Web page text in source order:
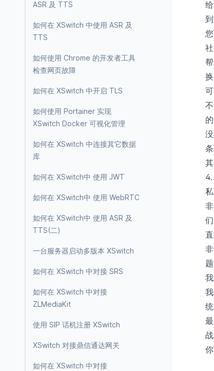
ASR 及 TTS
如何在 XSwitch 中使用 ASR 及
TTS
如何使用 Chrome 的开发者工具
检查网页故障
如何在 XSwitch 中开启 TLS
如何使用 Portainer 实现
XSwitch Docker 可视化管理
如何在 XSwitch 中连接其它数据
库
如何在 XSwitch中 使用 JWT
如何在 XSwitch中 使用 WebRTC
如何在 XSwitch中 使用 ASR 及
TTS(二)
一台服务器启动多版本 XSwitch
如何在 XSwitch 中对接 SRS
如何在 XSwitch 中对接
ZLMediaKit
使用 SIP 话机注册 XSwitch
XSwitch 对接鼎信通达网关
如何在 XSwitch 中对接
题
战